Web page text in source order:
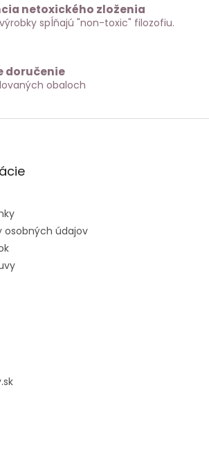
netoxického zloženia
spĺňajú "non-toxic" filozofiu.
doručenie
obaloch
osobných údajov